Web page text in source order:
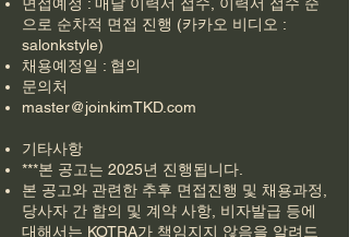
으로 순차적 면접 진행 (카카오 비디오 :
salonkstyle)
채용예정일 : 협의
문의처
master@joinkimTKD.com
기타사항
***본 공고는 2025년 진행됩니다.
본 공고와 관련한 추후 면접진행 및 채용과정,
당사자 간 합의 및 계약 사항, 비자발급 등에
대해서는 KOTRA가 책임지지 않음을 알려드